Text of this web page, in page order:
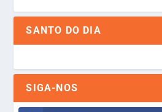
SANTO DO DIA
SIGA-NOS